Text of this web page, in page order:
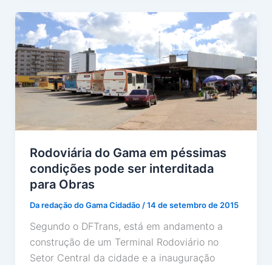
Rodoviária do Gama em péssimas
condições pode ser interditada
para Obras
Da redação do Gama Cidadão /14 de setembro de 2015
Segundo o DFTrans, está em andamento a
construção de um Terminal Rodoviário no
Setor Central da cidade e a inauguração